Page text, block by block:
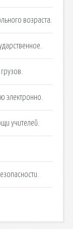
возраста.
электронно.
учителей.